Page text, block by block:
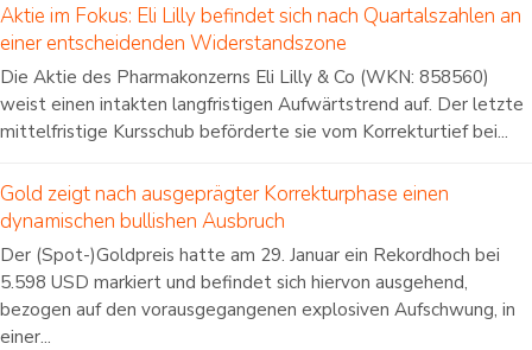
Aktie im Fokus: Eli Lilly befindet sich nach Quartalszahlen an
einer entscheidenden Widerstandszone
Die Aktie des Pharmakonzerns Eli Lilly & Co (WKN: 858560)
weist einen intakten langfristigen Aufwärtstrend auf. Der letzte
mittelfristige Kursschub beförderte sie vom Korrekturtief bei...
Gold zeigt nach ausgeprägter Korrekturphase einen
dynamischen bullishen Ausbruch
Der (Spot-)Goldpreis hatte am 29. Januar ein Rekordhoch bei
5.598 USD markiert und befindet sich hiervon ausgehend,
bezogen auf den vorausgegangenen explosiven Aufschwung, in
einer...